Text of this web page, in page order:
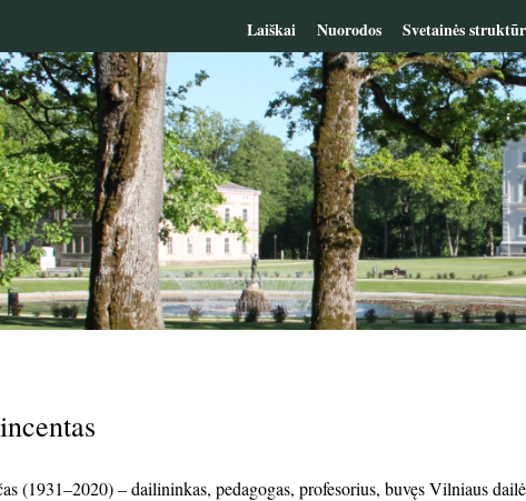
Laiškai Nuorodos Svetainės
(1931–2020) – dailininkas, pedagogas, profesorius, buvęs Vilniaus